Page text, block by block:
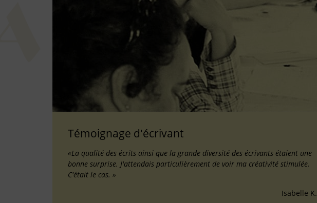
Témoignage d'écrivant
«La qualité des écrits ainsi que la grande diversité des écrivants étaient une
bonne surprise. J'attendais particulièrement de voir ma créativité stimulée.
C'était le cas. »
Isabelle K.